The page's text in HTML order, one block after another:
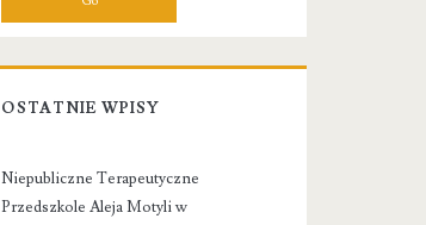
OSTATNIE WPISY
Niepubliczne Terapeutyczne
Przedszkole Aleja Motyli w